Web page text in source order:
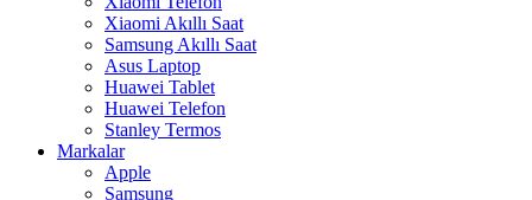
Xiaomi Akıllı Saat
Samsung Akıllı Saat
Asus Laptop
Huawei Tablet
Huawei Telefon
Stanley Termos
Markalar
Apple
Samsung